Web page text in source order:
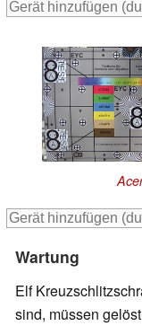
Wartung
Elf
sind, müssen